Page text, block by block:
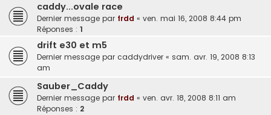
caddy...ovale race
Dernier message par frdd « ven. mai 16, 2008 8:44 pm
Réponses : 1
drift e30 et m5
Dernier message par caddydriver « sam. avr. 19, 2008 8:13
am
Sauber_Caddy
Dernier message par frdd « ven. avr. 18, 2008 8:11 am
Réponses : 2